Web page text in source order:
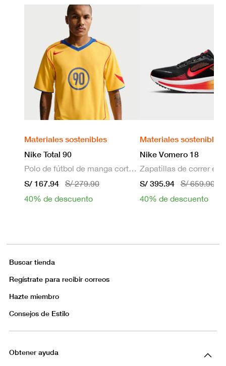
Materiales sostenibles
Nike Total 90
Polo de fútbol de manga corta Dri-FIT para hombre
S/ 167.94
S/ 279.90
40% de descuento
Materiales sostenibles
Nike Vomero 18
S/ 395.94
S/ 659.90
40% de descuento
Buscar tienda
Regístrate para recibir correos
Hazte miembro
Consejos de Estilo
Obtener ayuda